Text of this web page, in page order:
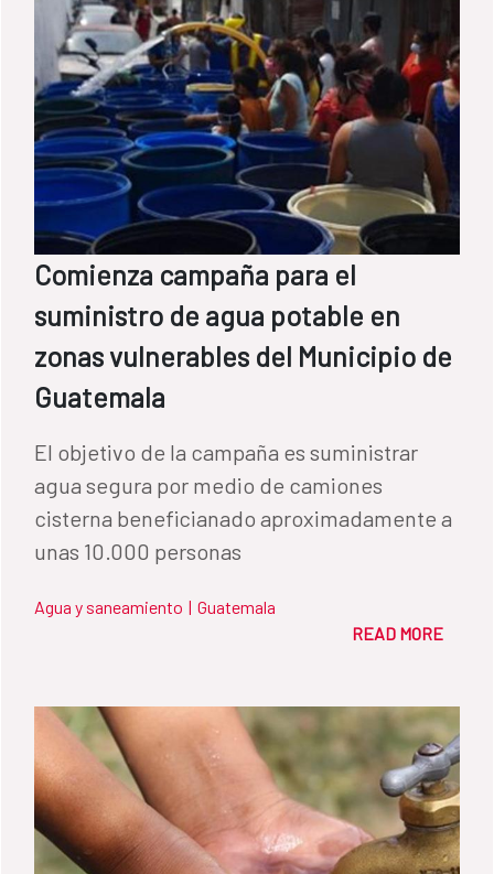
Comienza campaña para el
suministro de agua potable en
zonas vulnerables del Municipio de
Guatemala
El objetivo de la campaña es suministrar
agua segura por medio de camiones
cisterna beneficianado aproximadamente a
unas 10.000 personas
Agua y saneamiento | Guatemala
READ MORE